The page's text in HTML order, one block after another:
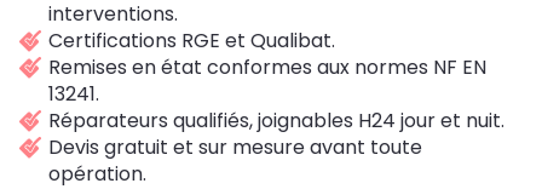
interventions.
Certifications RGE et Qualibat.
Remises en état conformes aux normes NF EN
13241.
Réparateurs qualifiés, joignables H24 jour et nuit.
Devis gratuit et sur mesure avant toute
opération.